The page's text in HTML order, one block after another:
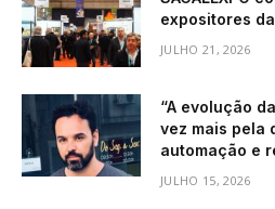
expositores
JULHO 21, 2026
“A evolução
vez mais pela
automação e
JULHO 15, 2026